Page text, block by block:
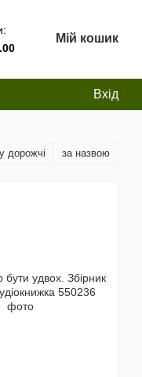
Мій кошик
Вхід
дорожчі за назвою